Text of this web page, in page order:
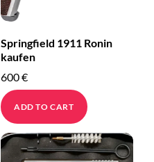
Springfield 1911 Ronin
kaufen
600€
ADD TO CART